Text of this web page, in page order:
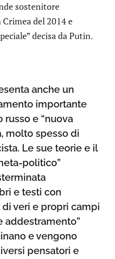
sostenitore
del 2014 e
decisa da Putin.
anche un
importante
russo e “nuova
molto spesso di
Le sue teorie e il
politico”
e testi con
di veri e propri campi
addestramento”
e vengono
pensatori e